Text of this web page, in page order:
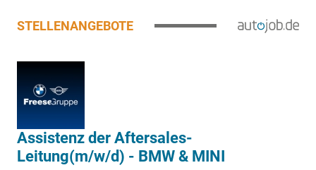
STELLENANGEBOTE
Assistenz der Aftersales-
Leitung(m/w/d) - BMW & MINI